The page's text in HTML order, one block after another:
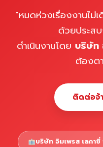
"หมดห่วงเรื่องงานไม่
ด้วยประส
ดำเนินงานโดย บริษัท
ต้องต
ติดต่อจ้
บริษัท อิมเพรส เลกาซี่